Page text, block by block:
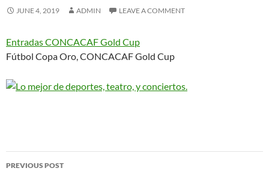
JUNE 4, 2019 ADMIN LEAVE A COMMENT
Entradas CONCACAF Gold Cup
Fútbol Copa Oro, CONCACAF Gold Cup
Post
PREVIOUS POST